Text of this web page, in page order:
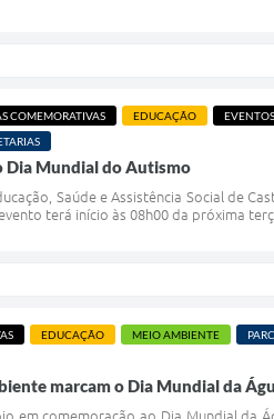
COMEMORATIVAS EDUCAÇÃO
Dia Mundial do Autismo
Saúde e Assistência Social de
terá início às 08h00 da próxima
EDUCAÇÃO MEIO AMBIENTE
marcam o Dia Mundial da
em comemoração ao Dia Mundial da